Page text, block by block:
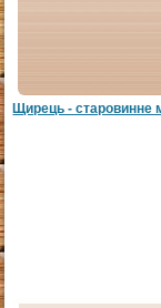
Щирець - старовинне